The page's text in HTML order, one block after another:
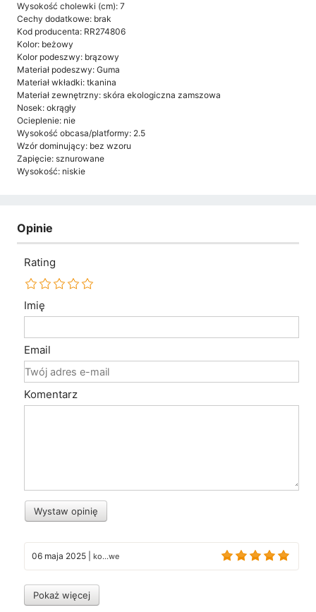
Wysokość cholewki (cm): 7
Cechy dodatkowe: brak
Kod producenta: RR274806
Kolor: beżowy
Kolor podeszwy: brązowy
Materiał podeszwy: Guma
Materiał wkładki: tkanina
Materiał zewnętrzny: skóra ekologiczna zamszowa
Nosek: okrągły
Ocieplenie: nie
Wysokość obcasa/platformy: 2.5
Wzór dominujący: bez wzoru
Zapięcie: sznurowane
Wysokość: niskie
Opinie
Rating
Imię
Email
Komentarz
Wystaw opinię
06 maja 2025 ko...we
Pokaż więcej